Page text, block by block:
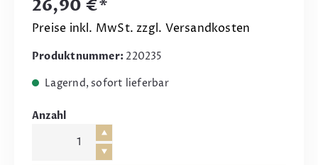
26,90 €*
Preise inkl. MwSt. zzgl. Versandkosten
Produktnummer: 220235
Lagernd, sofort lieferbar
Anzahl